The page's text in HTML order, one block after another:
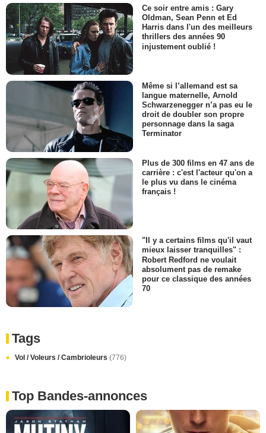
Ce soir entre amis : Gary
Oldman, Sean Penn et Ed
Harris dans l'un des meilleurs
thrillers des années 90
injustement oublié !
Même si l’allemand est sa
langue maternelle, Arnold
Schwarzenegger n’a pas eu le
droit de doubler son propre
personnage dans la saga
Terminator
Plus de 300 films en 47 ans de
carrière : c'est l'acteur qu'on a
le plus vu dans le cinéma
français !
"Il y a certains films qu'il vaut
mieux laisser tranquilles" :
Robert Redford ne voulait
absolument pas de remake
pour ce classique des années
70
Tags
Vol / Voleurs / Cambrioleurs (776)
Top Bandes-annonces